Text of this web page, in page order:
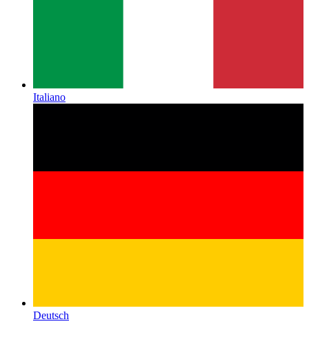
Italiano
Deutsch